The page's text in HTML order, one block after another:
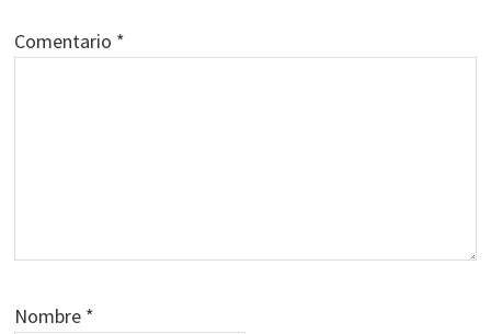
Comentario *
Nombre *